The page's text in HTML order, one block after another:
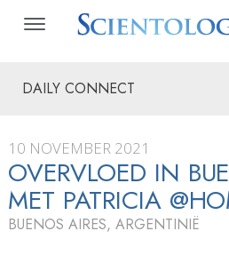
DAILY CONNECT
10 NOVEMBER 2021
OVERVLOED IN
MET PATRICIA
BUENOS AIRES, ARGENTINIË